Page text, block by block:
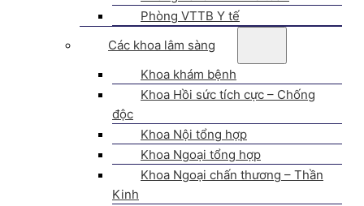
Phòng VTTB Y tế
Các khoa lâm sàng
Khoa khám bệnh
Khoa Hồi sức tích cực – Chống
độc
Khoa Nội tổng hợp
Khoa Ngoại tổng hợp
Khoa Ngoại chấn thương – Thần
Kinh